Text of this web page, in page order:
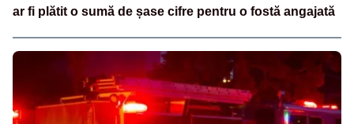
ar fi plătit o sumă de șase cifre pentru o fostă angajată